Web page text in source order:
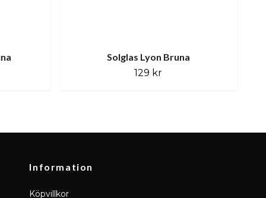
Solglas Lyon Bruna
129 kr
Information
Köpvillkor